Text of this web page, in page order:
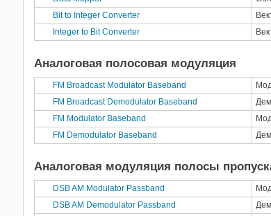
Bit to Integer Converter
Integer to Bit Converter
Аналоговая полосовая модуляция
FM Broadcast Modulator Baseband
FM Broadcast Demodulator Baseband
FM Modulator Baseband
FM Demodulator Baseband
Аналоговая модуляция полосы
DSB AM Modulator Passband
DSB AM Demodulator Passband